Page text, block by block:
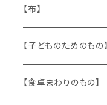
キャラクター
ピノキオ
缶、箱
陶磁器
文房具
木製品
袋、箱、ナプキン、コー
パズル、ゲーム
古本、古雑誌、古えほん
文房具
メタル
ガラス
プラスチック
チロルテープ・イニシ
トリム
ワッペン
【布】
キッチンクロス、ナプキ
ニット
【子どものためのもの】
身に着けるもの
【食卓まわりのもの】